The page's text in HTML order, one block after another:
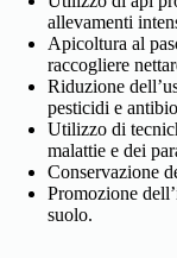
allevamenti
Apicoltura al
raccogliere
Riduzione
pesticidi e
Utilizzo di
malattie e dei
Conservazione
Promozione
suolo.